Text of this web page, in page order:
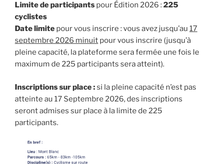
Limite de participants pour Édition 2026 :225
cyclistes
Date limite pour vous inscrire : vous avez jusqu’au 17
septembre 2026 minuit pour vous inscrire (jusqu’à
pleine capacité, la plateforme sera fermée une fois le
maximum de 225 participants sera atteint).
Inscriptions sur place :si la pleine capacité n’est pas
atteinte au 17 Septembre 2026, des inscriptions
seront admises sur place à la limite de 225
participants.